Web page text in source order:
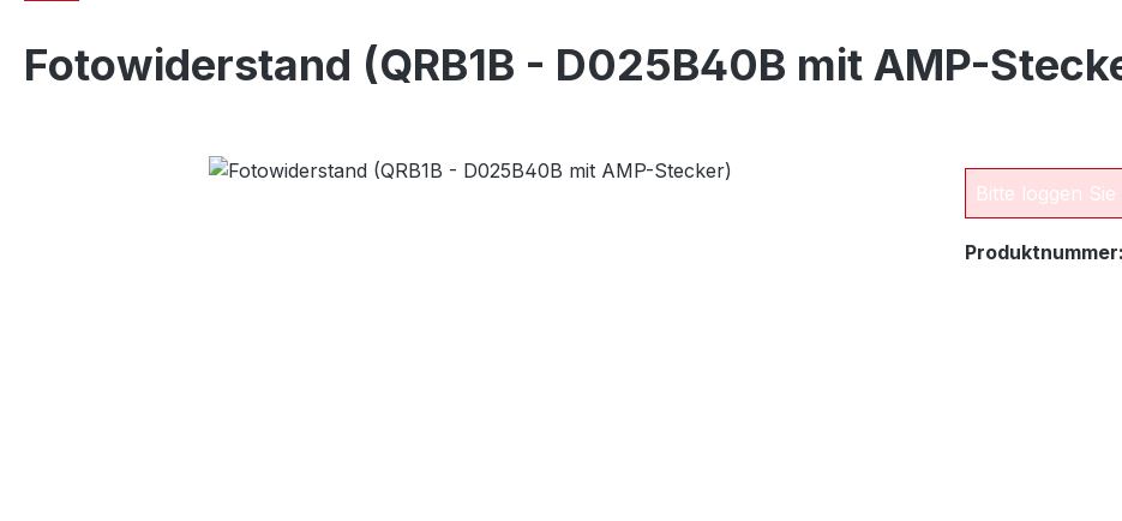
Fotowiderstand (QRB1B - D025B40B mit AMP-
Bildergalerie überspringen
Bitte loggen
Produktnummer: